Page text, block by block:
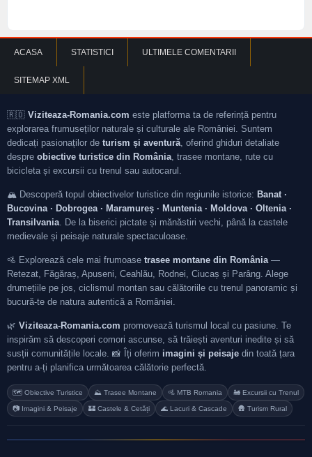
ACASA STATISTICI ULTIMELE COMENTARII
SITEMAP XML
🇷🇴 Viziteaza-Romania.com este platforma ta de referință pentru
explorarea frumuseților naturale și culturale ale României. Suntem
dedicați pasionaților de turism și aventură, oferind ghiduri detaliate
despre obiective turistice din România, trasee montane, rute cu
bicicleta și excursii cu trenul sau autocarul.
🏔️ Descoperă topul obiectivelor turistice din regiunile istorice: Banat ·
Bucovina · Dobrogea · Maramureș · Muntenia · Moldova · Oltenia ·
Transilvania. De la biserici pictate și mănăstiri vechi, până la castele
medievale și peisaje naturale spectaculoase.
🚵 Explorează cele mai frumoase trasee montane din România—
Retezat, Făgăraș, Apuseni, Ceahlău, Rodnei, Ciucaș și Parâng. Alege
drumețiile pe jos, ciclismul montan sau călătoriile cu trenul panoramic și
bucură-te de natura autentică a României.
🌿 Viziteaza-Romania.com promovează turismul local cu pasiune. Te
inspirăm să descoperi comori ascunse, să trăiești aventuri inedite și să
susții comunitățile locale. 📸 Îți oferim imagini și peisaje din toată țara
pentru a-ți planifica următoarea călătorie perfectă.
🗺️ Obiective Turistice ⛰️ Trasee Montane 🚵 MTB Romania 🚂 Excursii cu Trenul
📷 Imagini & Peisaje 🏰 Castele & Cetăți 🌊 Lacuri & Cascade 🛖 Turism Rural